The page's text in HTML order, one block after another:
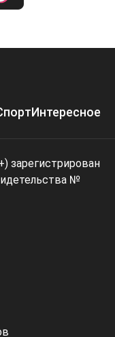
Интересное
зарегистрирован
№